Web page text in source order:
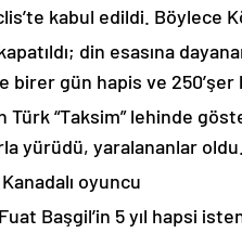
kabul edildi. Böylece
din esasına
gün hapis ve 250’şer
Türk “Taksim” lehinde
yürüdü, yaralananlar oldu.
oyuncu
Başgil’in 5 yıl hapsi